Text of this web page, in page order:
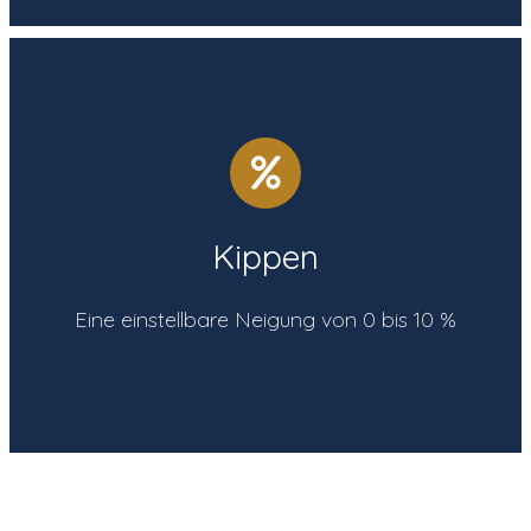
Kippen
Eine einstellbare Neigung von 0 bis 10 %
Kippen
Es ermöglicht die Erleichterung der
Vorhand und ermutigt das Pferd, sich zu
engagieren, wodurch die Hinterhand
gestärkt wird, was bei der täglichen Arbeit
sehr wichtig ist.